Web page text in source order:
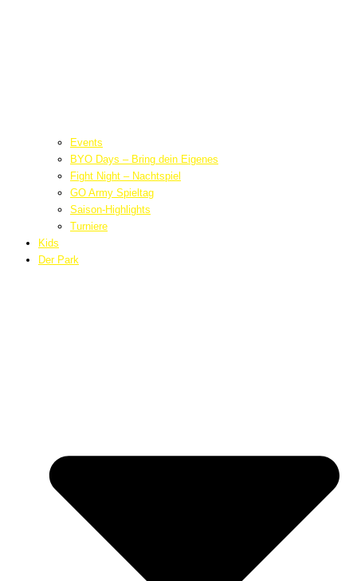
Events
BYO Days – Bring dein Eigenes
Fight Night – Nachtspiel
GO Army Spieltag
Saison-Highlights
Turniere
Kids
Der Park